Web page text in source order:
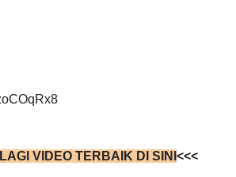
VIDEO TERBAIK DI SINI <<<